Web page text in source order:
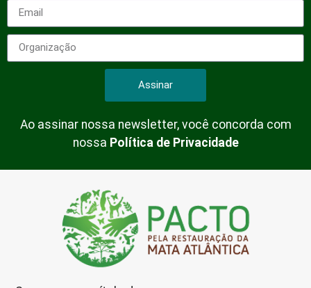
Assinar
Ao assinar nossa newsletter, você concorda com
nossa Política de Privacidade